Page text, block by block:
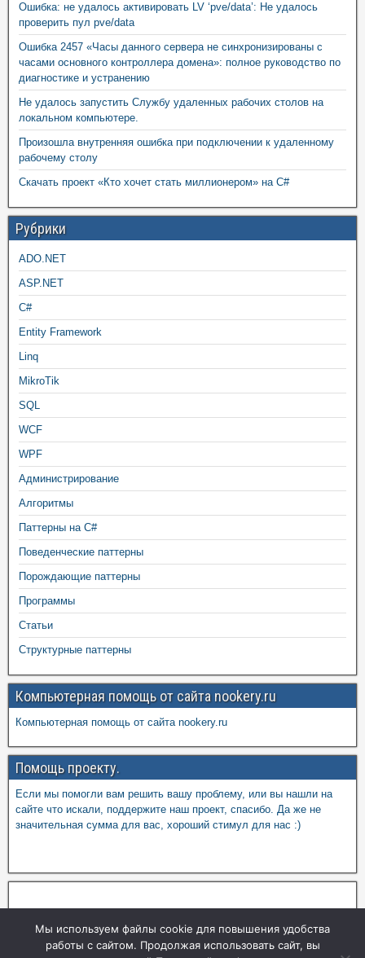
Ошибка: не удалось активировать LV ‘pve/data’: Не удалось
проверить пул pve/data
Ошибка 2457 «Часы данного сервера не синхронизированы с
часами основного контроллера домена»: полное руководство по
диагностике и устранению
Не удалось запустить Службу удаленных рабочих столов на
локальном компьютере.
Произошла внутренняя ошибка при подключении к удаленному
рабочему столу
Скачать проект «Кто хочет стать миллионером» на C#
Рубрики
ADO.NET
ASP.NET
C#
Entity Framework
Linq
MikroTik
SQL
WCF
WPF
Администрирование
Алгоритмы
Паттерны на C#
Поведенческие паттерны
Порождающие паттерны
Программы
Статьи
Структурные паттерны
Компьютерная помощь от сайта nookery.ru
Компьютерная помощь от сайта nookery.ru
Помощь проекту.
Если мы помогли вам решить вашу проблему, или вы нашли на
сайте что искали, поддержите наш проект, спасибо. Да же не
значительная сумма для вас, хороший стимул для нас :)
Мы используем файлы cookie для повышения удобства
работы с сайтом. Продолжая использовать сайт, вы